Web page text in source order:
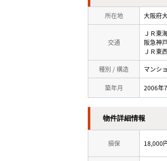
所在地 大阪府
交通
ＪＲ東
阪急神
ＪＲ東
種別 / 構造 マンシ
築年月 2006年
物件詳細情報
損保 18,000